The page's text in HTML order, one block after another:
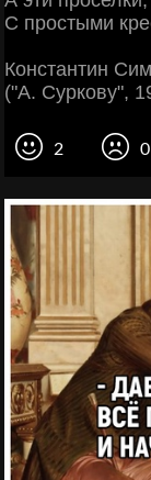
С простыми
Константин
("А. Суркову",
2 0